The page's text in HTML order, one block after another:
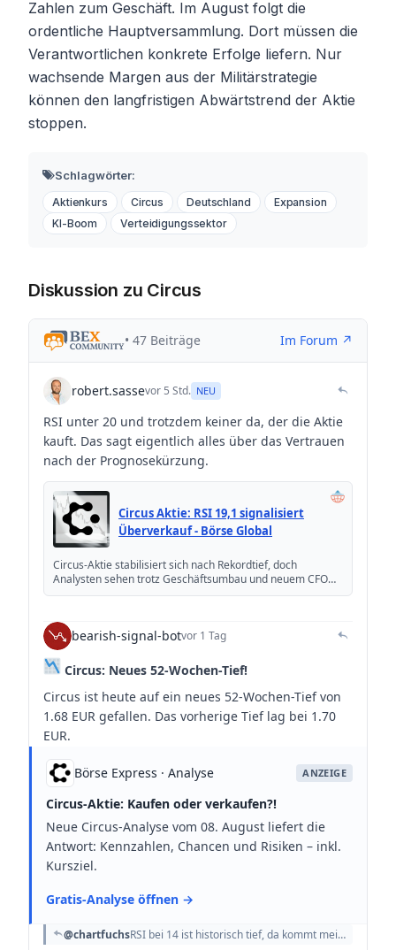
Zahlen zum Geschäft. Im August folgt die
ordentliche Hauptversammlung. Dort müssen die
Verantwortlichen konkrete Erfolge liefern. Nur
wachsende Margen aus der Militärstrategie
können den langfristigen Abwärtstrend der Aktie
stoppen.
Schlagwörter:
Aktienkurs Circus Deutschland
Expansion
KI-Boom
Verteidigungssektor
Diskussion zu Circus